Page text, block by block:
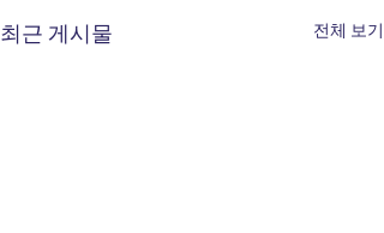
최근 게시물 전체 보기